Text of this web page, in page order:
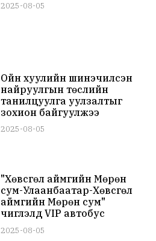
2025-08-05
Ойн хуулийн шинэчилсэн
найруулгын төслийн
танилцуулга уулзалтыг
зохион байгуулжээ
2025-08-05
"Хөвсгөл аймгийн Мөрөн
сум-Улаанбаатар-Хөвсгөл
аймгийн Мөрөн сум"
чиглэлд VIP автобус
2025-08-05